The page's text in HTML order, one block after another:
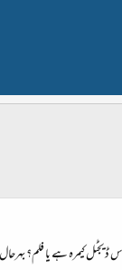
ہے یا فلم؟ بہرحال